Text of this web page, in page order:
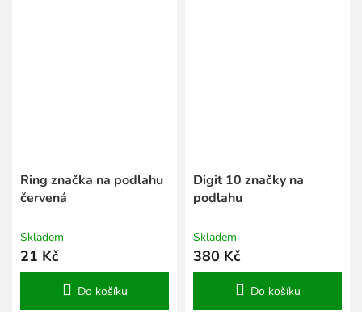
Ring značka na podlahu
červená
Skladem
21 Kč
Do košíku
Digit 10 značky na
podlahu
Skladem
380 Kč
Do košíku